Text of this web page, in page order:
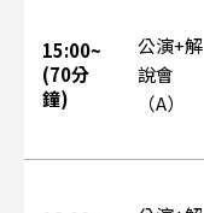
15:00~
(70分
鐘)
公演+解
說會
（A）